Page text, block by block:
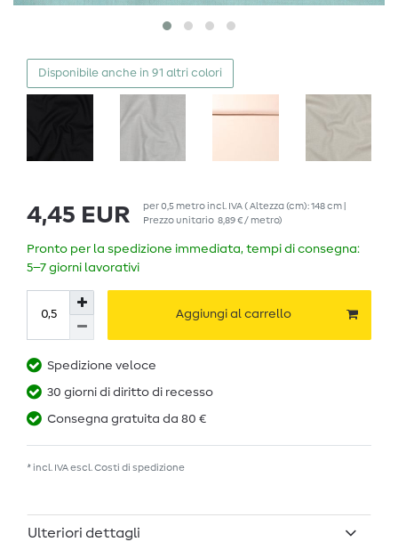
Disponibile anche in 91 altri colori
4,45 EUR per0,5 metroincl. IVA( Altezza (cm): 148 cm |
Prezzo unitario 8,89 € / metro)
Pronto per la spedizione immediata, tempi di consegna:
5–7 giorni lavorativi
Aggiungi al carrello
Spedizione veloce
30 giorni di diritto di recesso
Consegna gratuita da 80 €
* incl. IVA escl. Costi di spedizione
Ulteriori dettagli